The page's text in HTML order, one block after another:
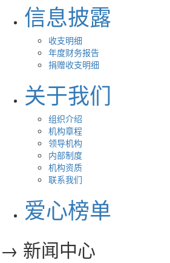
信息披露
收支明细
年度财务报告
捐赠收支明细
关于我们
组织介绍
机构章程
领导机构
内部制度
机构资质
联系我们
爱心榜单
→ 新闻中心